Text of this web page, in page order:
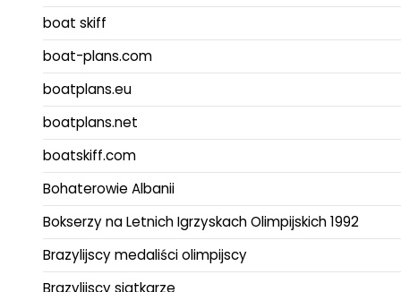
boat skiff
boat-plans.com
boatplans.eu
boatplans.net
boatskiff.com
Bohaterowie Albanii
Bokserzy na Letnich Igrzyskach Olimpijskich 1992
Brazylijscy medaliści olimpijscy
Brazylijscy siatkarze